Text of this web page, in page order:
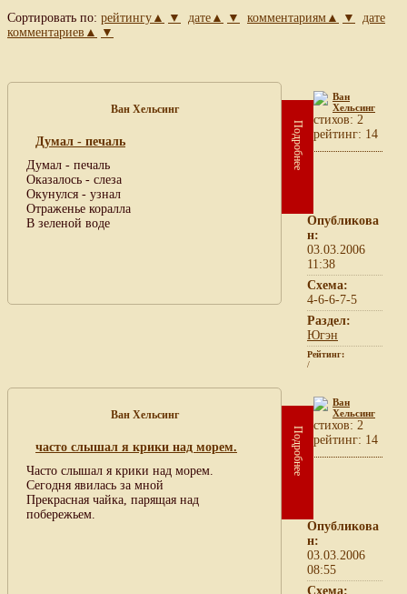
Сортировать по: рейтингу▲ ▼ дате▲ ▼ комментариям▲ ▼
дате
комментариев▲
▼
Ван Хельсинг
Думал - печаль
Думал - печаль
Оказалось - слеза
Окунулся - узнал
Отраженье коралла
В зеленой воде
Подробнее
Ван
Хельсинг
cтихов: 2
рейтинг: 14
Опубликова
н:
03.03.2006
11:38
Схема:
4-6-6-7-5
Раздел:
Югэн
Рейтинг:
/
Ван Хельсинг
часто слышал я крики над морем.
Часто слышал я крики над морем.
Сегодня явилась за мной
Прекрасная чайка, парящая над
побережьем.
Подробнее
Ван
Хельсинг
cтихов: 2
рейтинг: 14
Опубликова
н:
03.03.2006
08:55
Схема: